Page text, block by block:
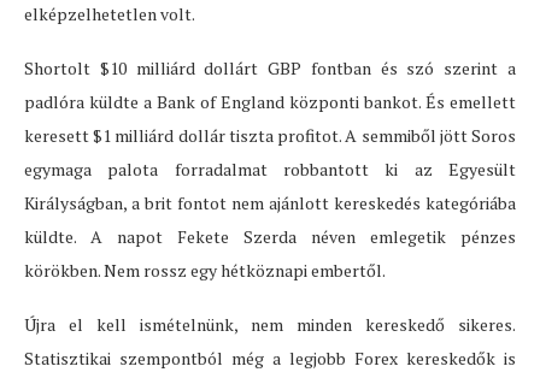
elképzelhetetlen volt.
Shortolt $10 milliárd dollárt GBP fontban és szó szerint a
padlóra küldte a Bank of England központi bankot. És emellett
keresett $1 milliárd dollár tiszta profitot. A semmiből jött Soros
egymaga palota forradalmat robbantott ki az Egyesült
Királyságban, a brit fontot nem ajánlott kereskedés kategóriába
küldte. A napot Fekete Szerda néven emlegetik pénzes
körökben. Nem rossz egy hétköznapi embertől.
Újra el kell ismételnünk, nem minden kereskedő sikeres.
Statisztikai szempontból még a legjobb Forex kereskedők is